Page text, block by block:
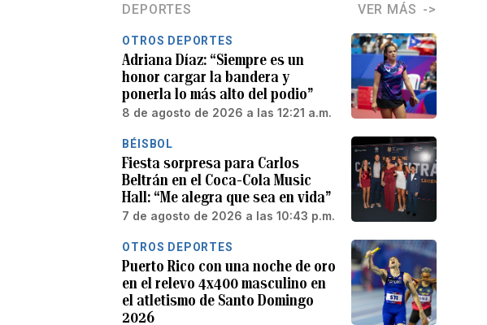
DEPORTES VER MÁS
OTROS DEPORTES
Adriana Díaz: “Siempre es un
honor cargar la bandera y
ponerla lo más alto del podio”
8 de agosto de 2026 a las 12:21 a.m.
BÉISBOL
Fiesta sorpresa para Carlos
Beltrán en el Coca-Cola Music
Hall: “Me alegra que sea en vida”
7 de agosto de 2026 a las 10:43 p.m.
OTROS DEPORTES
Puerto Rico con una noche de oro
en el relevo 4x400 masculino en
el atletismo de Santo Domingo
2026